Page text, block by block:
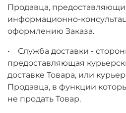
Продавца,
информационно-
оформлению Заказа.
• Служба доставки -
предоставляющая
доставке Товара, или
Продавца, в функции
не продать Товар.